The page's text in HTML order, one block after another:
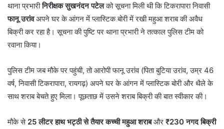
थाना प्रभारीनिरीक्षक सुखनंदन पटेलको सूचना मिली थी कि टिकरापारा निवासी
फानू उरांवअपने घर के आंगन में प्लास्टिक बोरी में रखी महुआ शराब की अवैध
बिक्री कर रहा है। सूचना की पुष्टि पर थाना प्रभारी ने तत्काल पुलिस टीम को
रवाना किया।
पुलिस टीम जब मौके पर पहुंची, तो आरोपी फानू उरांव (पिता बुटिया उरांव, उम्र 46
वर्ष, निवासी टिकरापारा, रायगढ़) अपने घर के आंगन में प्लास्टिक बोरी और थैले के
साथ शराब बेचते हुए मिला। पूछताछ में उसने शराब बिक्री की बात स्वीकार की।
मौके से 25 लीटर हाथ भट्ठी से तैयार कच्ची महुआ शराबऔर ₹230 नगद बिक्री